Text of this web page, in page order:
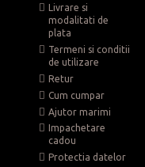
Livrare si
modalitati de
plata
Termeni si conditii
de utilizare
Retur
Cum cumpar
Ajutor marimi
Impachetare
cadou
Protectia datelor